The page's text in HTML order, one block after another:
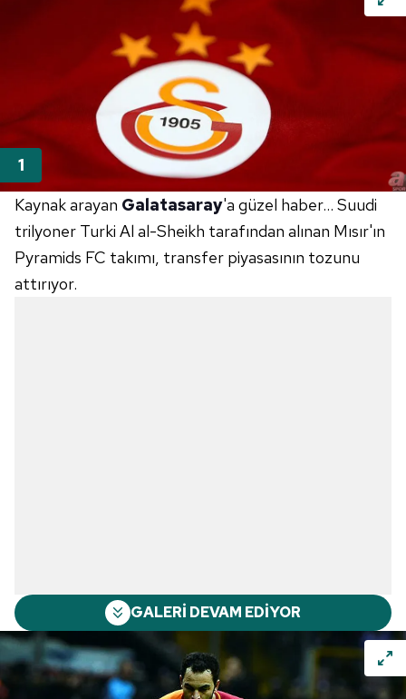
Kaynak arayan Galatasaray'a güzel haber... Suudi
trilyoner Turki Al al-Sheikh tarafından alınan Mısır'ın
Pyramids FC takımı, transfer piyasasının tozunu
attırıyor.
GALERİ DEVAM EDİYOR